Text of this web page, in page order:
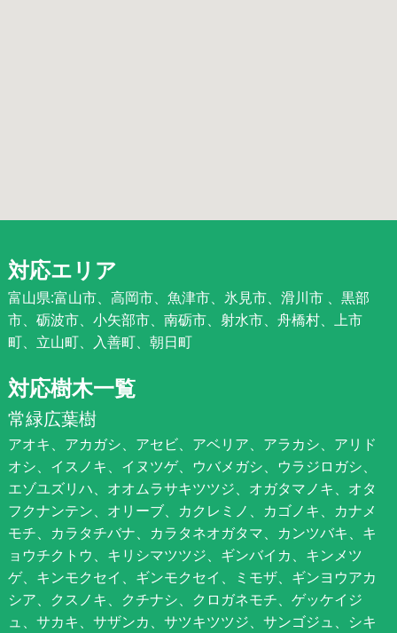
対応エリア
富山県:富山市、高岡市、魚津市、氷見市、滑川市 、黒部
市、砺波市、小矢部市、南砺市、射水市、舟橋村、上市
町、立山町、入善町、朝日町
対応樹木一覧
常緑広葉樹
アオキ、アカガシ、アセビ、アベリア、アラカシ、アリド
オシ、イスノキ、イヌツゲ、ウバメガシ、ウラジロガシ、
エゾユズリハ、オオムラサキツツジ、オガタマノキ、オタ
フクナンテン、オリーブ、カクレミノ、カゴノキ、カナメ
モチ、カラタチバナ、カラタネオガタマ、カンツバキ、キ
ョウチクトウ、キリシマツツジ、ギンバイカ、キンメツ
ゲ、キンモクセイ、ギンモクセイ、ミモザ、ギンヨウアカ
シア、クスノキ、クチナシ、クロガネモチ、ゲッケイジ
ュ、サカキ、サザンカ、サツキツツジ、サンゴジュ、シキ